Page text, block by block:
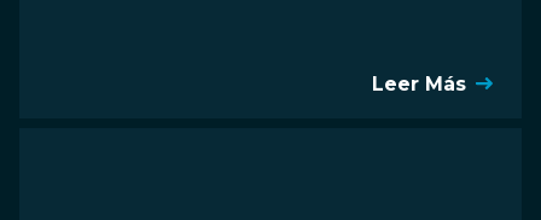
Leer Más